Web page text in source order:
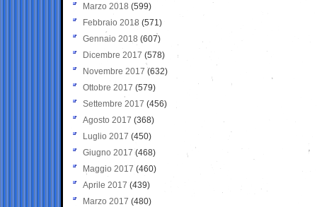
Marzo 2018 (599)
Febbraio 2018 (571)
Gennaio 2018 (607)
Dicembre 2017 (578)
Novembre 2017 (632)
Ottobre 2017 (579)
Settembre 2017 (456)
Agosto 2017 (368)
Luglio 2017 (450)
Giugno 2017 (468)
Maggio 2017 (460)
Aprile 2017 (439)
Marzo 2017 (480)